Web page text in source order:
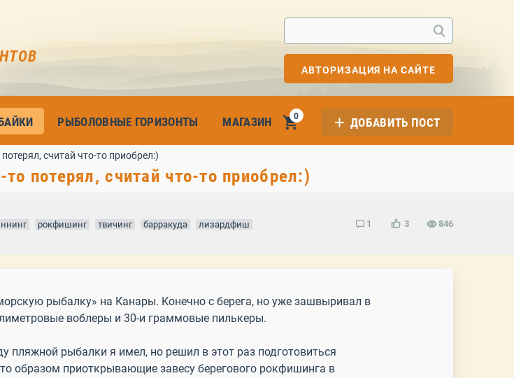
АВТОРИЗАЦИЯ НА САЙТЕ
РЫБОЛОВНЫЕ ГОРИЗОНТЫ МАГАЗИН 0 ДОБАВИТЬ ПОСТ
считай что-то приобрел:)
потерял, считай что-то приобрел:)
рокфишинг твичинг барракуда лизардфиш 1 3 846
рыбалку» на Канары. Конечно с берега, но уже зашвыривал в
воблеры и 30-и граммовые пилькеры.
пляжной рыбалки я имел, но решил в этот раз подготовиться
образом приоткрывающие завесу берегового рокфишинга в